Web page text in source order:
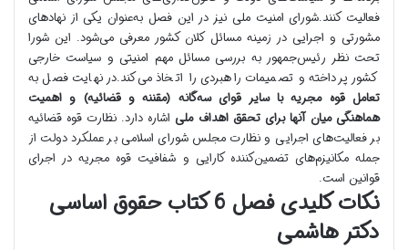
فعالیت کنند.شورای امنیت ملی نیز در این فصل به‌عنوان یکی از نهادهای
مشورتی و اجرایی در زمینه مسائل کلان کشور معرفی می‌شود. این شورا
تحت نظر رئیس‌جمهور به بررسی مسائل مهم امنیتی و سیاست خارجی
کشور پرداخته و تصمیمات راهبردی را اتخاذ می‌کند.در نهایت فصل به
تعامل قوه مجریه با سایر قوای سه‌گانه (مقننه و قضائیه) و اهمیت
هماهنگی میان آنها برای تحقق اهداف ملی اشاره دارد. نظارت قوه قضائیه
بر فعالیت‌های اجرایی و نظارت مجلس شورای اسلامی بر عملکرد دولت از
جمله مکانیزم‌های تضمین‌کننده کارایی و شفافیت قوه مجریه در اجرای
قوانین است.
نکات کلیدی فصل 6 کتاب حقوق اساسی
دکتر هاشمی